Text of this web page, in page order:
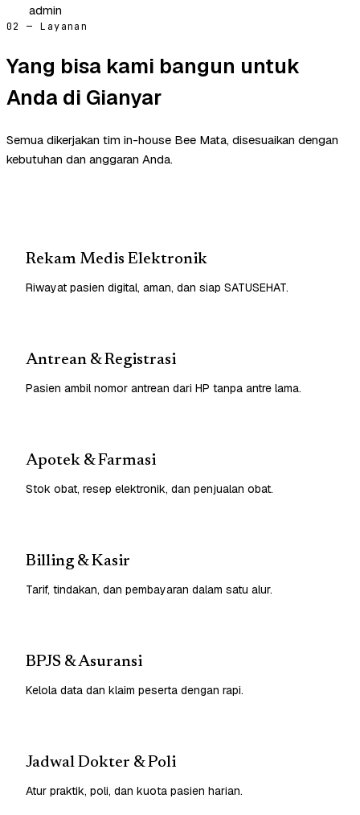
admin
02 — Layanan
Yang bisa kami bangun untuk
Anda di Gianyar
Semua dikerjakan tim in-house Bee Mata, disesuaikan dengan
kebutuhan dan anggaran Anda.
Rekam Medis Elektronik
Riwayat pasien digital, aman, dan siap SATUSEHAT.
Antrean & Registrasi
Pasien ambil nomor antrean dari HP tanpa antre lama.
Apotek & Farmasi
Stok obat, resep elektronik, dan penjualan obat.
Billing & Kasir
Tarif, tindakan, dan pembayaran dalam satu alur.
BPJS & Asuransi
Kelola data dan klaim peserta dengan rapi.
Jadwal Dokter & Poli
Atur praktik, poli, dan kuota pasien harian.